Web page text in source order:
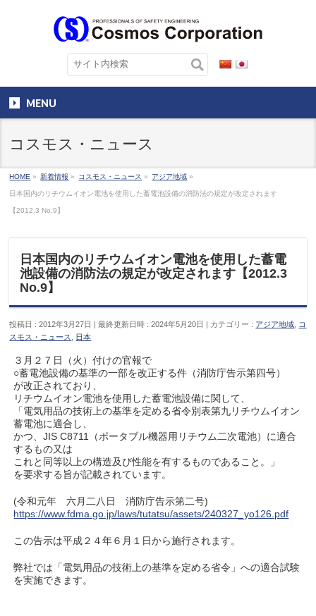
MENU
コスモス・ニュース
HOME » 新着情報 » コスモス・ニュース » アジア地域 »
日本国内のリチウムイオン電池を使用した蓄電池設備の消防法の規定が改定されます
【2012.3 No.9】
日本国内のリチウムイオン電池を使用した蓄電
池設備の消防法の規定が改定されます【2012.3
No.9】
投稿日 : 2012年3月27日 最終更新日時 : 2024年5月20日 カテゴリー : アジア地域
コ
スモス・ニュース
日本
３月２７日（火）付けの官報で
○蓄電池設備の基準の一部を改正する件（消防庁告示第四号）
が改正されており、
リチウムイオン電池を使用した蓄電池設備に関して、
「電気用品の技術上の基準を定める省令別表第九リチウムイオン
蓄電池に適合し、
かつ、JIS C8711（ポータブル機器用リチウム二次電池）に適合
するもの又は
これと同等以上の構造及び性能を有するものであること。」
を要求する旨が記載されています。
(令和元年 六月二八日 消防庁告示第二号)
https://www.fdma.go.jp/laws/tutatsu/assets/240327_yo126.pdf
この告示は平成２４年６月１日から施行されます。
弊社では「電気用品の技術上の基準を定める省令」への適合試験
を実施できます。